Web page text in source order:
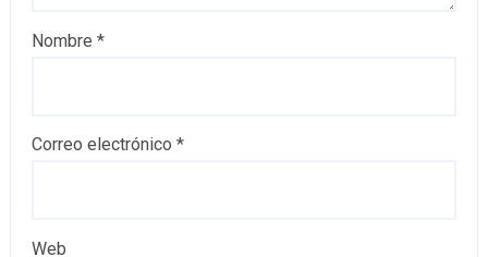
Nombre *
Correo electrónico *
Web